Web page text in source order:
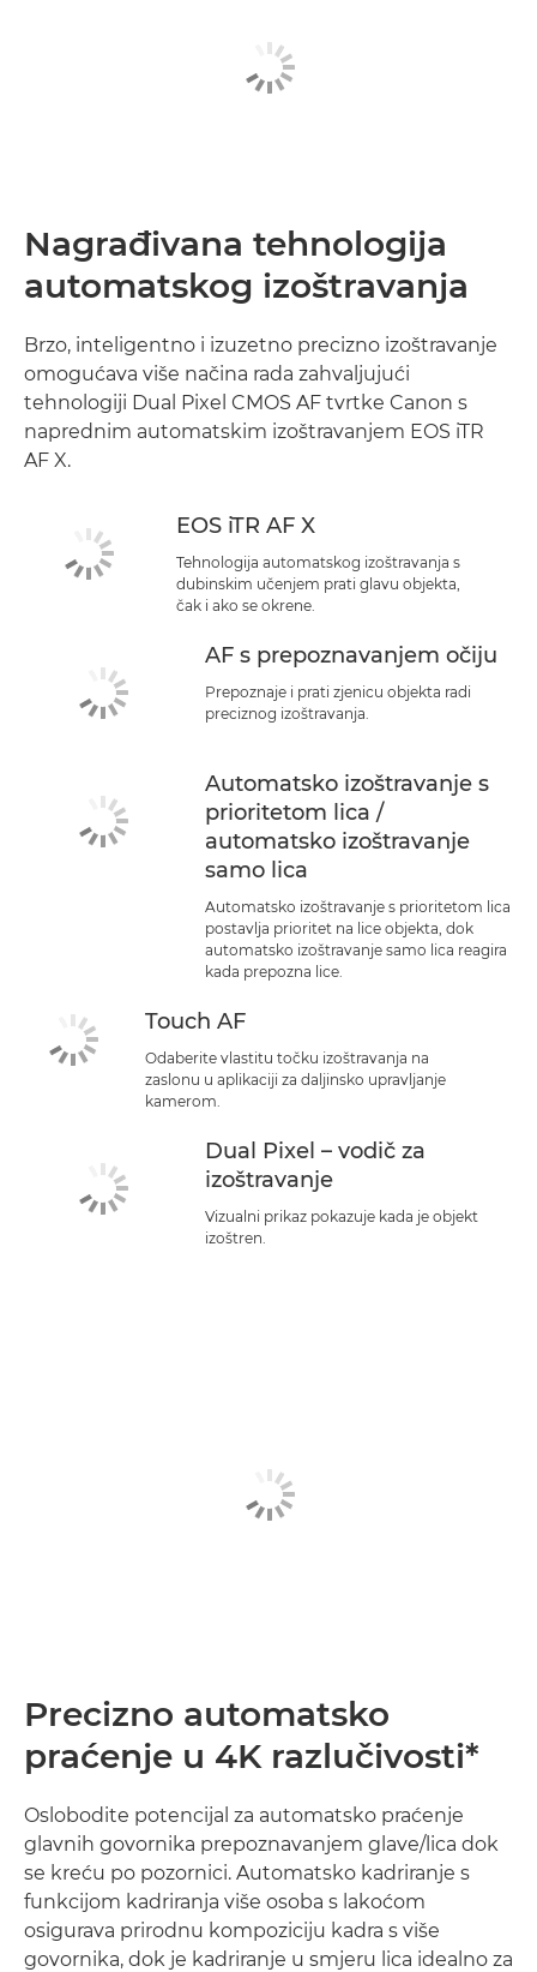
Nagrađivana tehnologija
automatskog izoštravanja
Brzo, inteligentno i izuzetno precizno izoštravanje
omogućava više načina rada zahvaljujući
tehnologiji Dual Pixel CMOS AF tvrtke Canon s
naprednim automatskim izoštravanjem EOS iTR
AF X.
EOS iTR AF X
Tehnologija automatskog izoštravanja s
dubinskim učenjem prati glavu objekta,
čak i ako se okrene.
AF s prepoznavanjem očiju
Prepoznaje i prati zjenicu objekta radi
preciznog izoštravanja.
Automatsko izoštravanje s
prioritetom lica /
automatsko izoštravanje
samo lica
Automatsko izoštravanje s prioritetom lica
postavlja prioritet na lice objekta, dok
automatsko izoštravanje samo lica reagira
kada prepozna lice.
Touch AF
Odaberite vlastitu točku izoštravanja na
zaslonu u aplikaciji za daljinsko upravljanje
kamerom.
Dual Pixel – vodič za
izoštravanje
Vizualni prikaz pokazuje kada je objekt
izoštren.
Precizno automatsko
praćenje u 4K razlučivosti*
Oslobodite potencijal za automatsko praćenje
glavnih govornika prepoznavanjem glave/lica dok
se kreću po pozornici. Automatsko kadriranje s
funkcijom kadriranja više osoba s lakoćom
osigurava prirodnu kompoziciju kadra s više
govornika, dok je kadriranje u smjeru lica idealno za